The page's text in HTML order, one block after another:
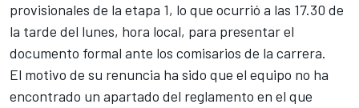
provisionales de la etapa 1, lo que ocurrió a las 17.30 de
la tarde del lunes, hora local, para presentar el
documento formal ante los comisarios de la carrera.
El motivo de su renuncia ha sido que el equipo no ha
encontrado un apartado del reglamento en el que